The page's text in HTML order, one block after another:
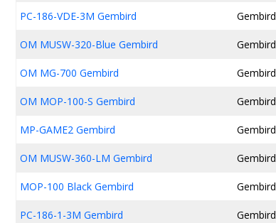
PC-186-VDE-3M Gembird Gembird
OM MUSW-320-Blue Gembird Gembird
OM MG-700 Gembird Gembird
OM MOP-100-S Gembird Gembird
MP-GAME2 Gembird Gembird
OM MUSW-360-LM Gembird Gembird
MOP-100 Black Gembird Gembird
PC-186-1-3M Gembird Gembird